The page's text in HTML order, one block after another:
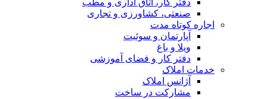
دفتر کار، اتاق اداری و مطب
صنعتی،‌ کشاورزی و تجاری
اجاره کوتاه مدت
آپارتمان و سوئیت
ویلا و باغ
دفتر کار و فضای آموزشی
خدمات املاک
آژانس املاک
مشارکت در ساخت